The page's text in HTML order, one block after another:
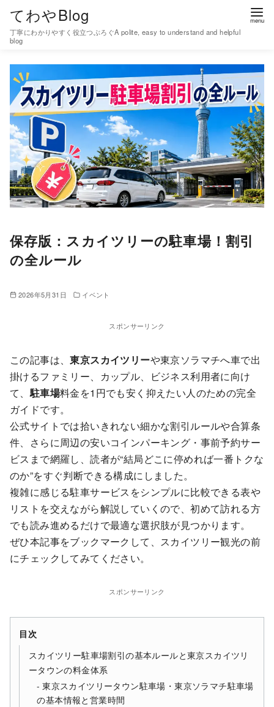
てわやBlog
丁寧にわかりやすく役立つぶろぐA polite, easy to understand and helpful
blog
保存版：スカイツリーの駐車場！割引
の全ルール
2026年5月31日 イベント
スポンサーリンク
この記事は、東京スカイツリーや東京ソラマチへ車で出
掛けるファミリー、カップル、ビジネス利用者に向け
て、 駐車場料金を1円でも安く抑えたい人のための完全
ガイドです。
公式サイトでは拾いきれない細かな割引ルールや合算条
件、さらに周辺の安いコインパーキング・事前予約サー
ビスまで網羅し、読者が“結局どこに停めれば一番トクな
のか”をすぐ判断できる構成にしました。
複雑に感じる駐車サービスをシンプルに比較できる表や
リストを交えながら解説していくので、初めて訪れる方
でも読み進めるだけで最適な選択肢が見つかります。
ぜひ本記事をブックマークして、スカイツリー観光の前
にチェックしてみてください。
スポンサーリンク
目次
スカイツリー駐車場割引の基本ルールと東京スカイツリ
ータウンの料金体系
東京スカイツリータウン駐車場・東京ソラマチ駐車場
の基本情報と営業時間